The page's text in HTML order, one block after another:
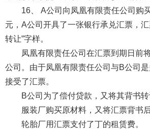
16、 A公司向凤凰有限责任公司购
元，A公司开具了一张银行承兑汇票，
转让”字样。
凤凰有限责任公司在汇票到期日前
公司。由于凤凰有限责任公司与B公司
接受了汇票。
B公司为了偿付贷款，又将其背书转
服装厂购买原材料，又将汇票背书
轮胎厂用汇票支付了丁的租赁费。